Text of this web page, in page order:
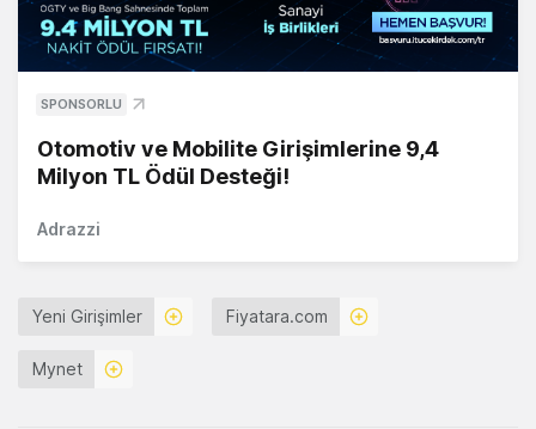
SPONSORLU
Otomotiv ve Mobilite Girişimlerine 9,4
Milyon TL Ödül Desteği!
Adrazzi
Yeni Girişimler Fiyatara.com
Mynet